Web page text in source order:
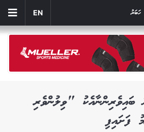
ހަބަރު EN
ބައިވެރިންނާއެކު "ވިލުންވެރި
ފަށައިފި